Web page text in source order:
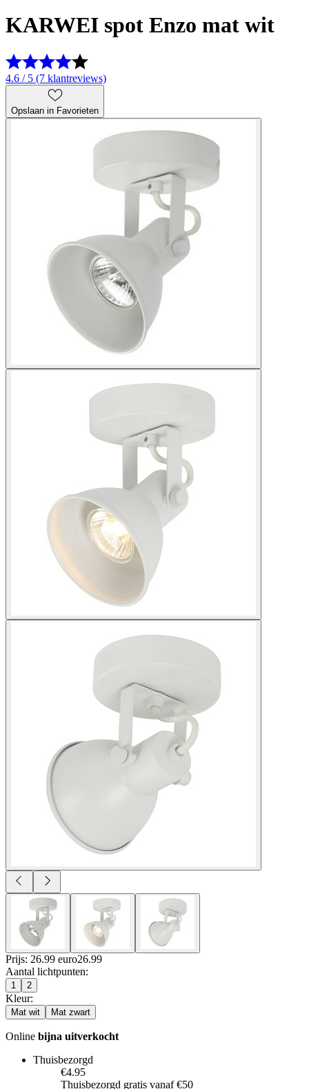
KARWEI spot Enzo mat wit
4.6 / 5 (7 klantreviews)
Opslaan in Favorieten
Prijs: 26.99 euro26.99
Aantal lichtpunten:
1 2
Kleur:
Mat wit Mat zwart
Online bijna uitverkocht
Thuisbezorgd
€4.95
Thuisbezorgd gratis vanaf €50